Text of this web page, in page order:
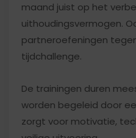
maand juist op het
uithoudingsvermogen.
partneroefeningen
tijdchallenge.
De trainingen duren
worden begeleid door
zorgt voor motivatie,